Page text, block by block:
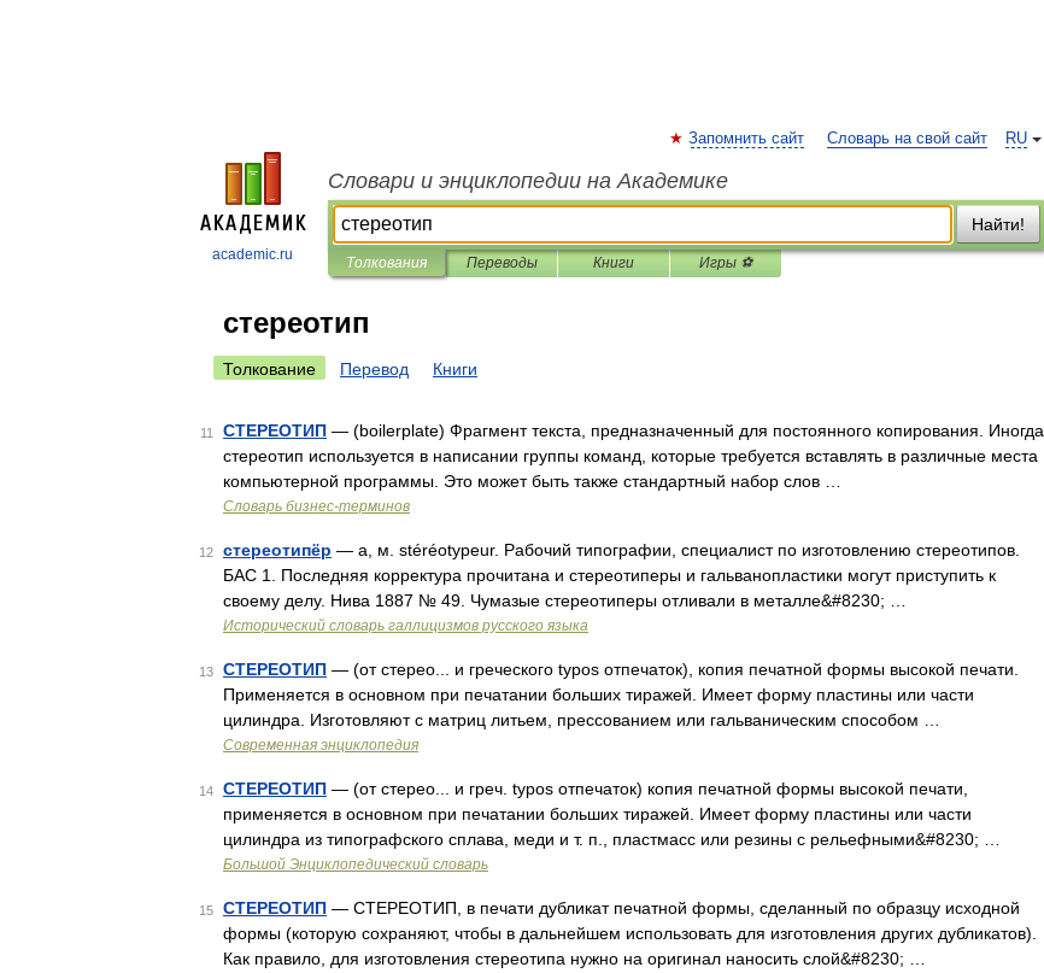
academic.ru
RU
Запомнить сайт Словарь на свой сайт
Словари и энциклопедии на Академике
Найти!
Толкования Переводы Книги Игры ⚽
стереотип
Толкование Перевод Книги
11 СТЕРЕОТИП — (boilerplate) Фрагмент текста, предназначенный для постоянного копирования. Иногда
стереотип используется в написании группы команд, которые требуется вставлять в различные места
компьютерной программы. Это может быть также стандартный набор слов …
Словарь бизнес-терминов
12 стереотипёр — а, м. stéréotypeur. Рабочий типографии, специалист по изготовлению стереотипов.
БАС 1. Последняя корректура прочитана и стереотиперы и гальванопластики могут приступить к
своему делу. Нива 1887 № 49. Чумазые стереотиперы отливали в металле&#8230; …
Исторический словарь галлицизмов русского языка
13 СТЕРЕОТИП — (от стерео... и греческого typos отпечаток), копия печатной формы высокой печати.
Применяется в основном при печатании больших тиражей. Имеет форму пластины или части
цилиндра. Изготовляют с матриц литьем, прессованием или гальваническим способом …
Современная энциклопедия
14 СТЕРЕОТИП — (от стерео... и греч. typos отпечаток) копия печатной формы высокой печати,
применяется в основном при печатании больших тиражей. Имеет форму пластины или части
цилиндра из типографского сплава, меди и т. п., пластмасс или резины с рельефными&#8230; …
Большой Энциклопедический словарь
15 СТЕРЕОТИП — СТЕРЕОТИП, в печати дубликат печатной формы, сделанный по образцу исходной
формы (которую сохраняют, чтобы в дальнейшем использовать для изготовления других дубликатов).
Как правило, для изготовления стереотипа нужно на оригинал наносить слой&#8230; …